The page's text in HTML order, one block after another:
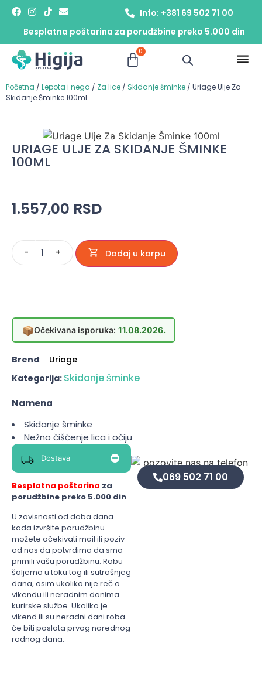
Besplatna poštarina za porudžbine preko 5.000 din
Info: +381 69 502 71 00
0
Početna / Lepota i nega / Za lice / Skidanje šminke / Uriage Ulje Za
Skidanje Šminke 100ml
URIAGE ULJE ZA SKIDANJE ŠMINKE
100ML
1.557,00 RSD
- + Dodaj u korpu
📦Očekivana isporuka: 11.08.2026.
Brend:
Uriage
Kategorija: Skidanje šminke
Namena
Skidanje šminke
Nežno čišćenje lica i očiju
Dostava
Besplatna poštarina za
porudžbine preko 5.000 din
U zavisnosti od doba dana
kada izvršite porudžbinu
možete očekivati mail ili poziv
od nas da potvrdimo da smo
primili vašu porudžbinu. Robu
šaljemo u toku tog ili sutrašnjeg
dana, osim ukoliko nije reč o
vikendu ili neradnim danima
kurirske službe. Ukoliko je
vikend ili su neradni dani roba
će biti poslata prvog narednog
radnog dana.
069 502 71 00